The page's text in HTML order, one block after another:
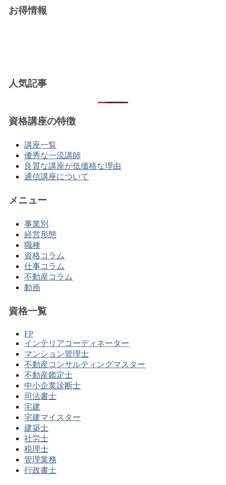
お得情報
人気記事
資格講座の特徴
講座一覧
優秀な一流講師
良質な講座が低価格な理由
通信講座について
メニュー
事業別
経営形態
職種
資格コラム
仕事コラム
不動産コラム
動画
資格一覧
FP
インテリアコーディネーター
マンション管理士
不動産コンサルティングマスター
不動産鑑定士
中小企業診断士
司法書士
宅建
宅建マイスター
建築士
社労士
税理士
管理業務
行政書士